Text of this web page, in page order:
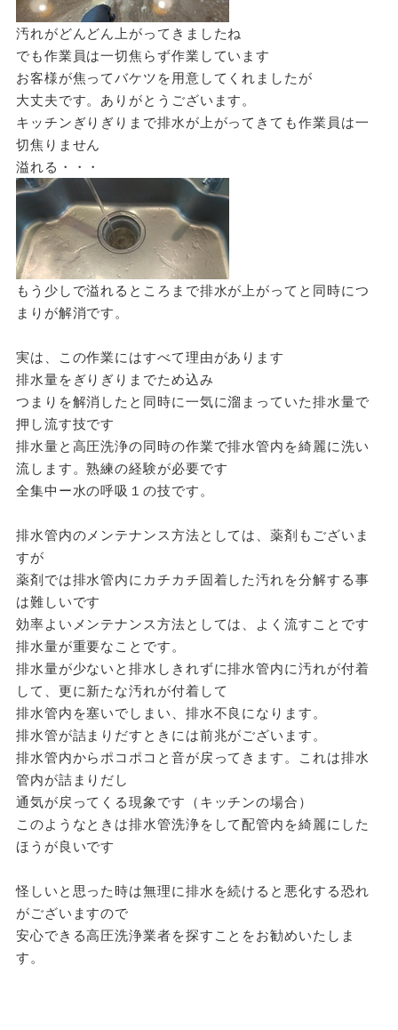
汚れがどんどん上がってきましたね
でも作業員は一切焦らず作業しています
お客様が焦ってバケツを用意してくれましたが
大丈夫です。ありがとうございます。
キッチンぎりぎりまで排水が上がってきても作業員は一
切焦りません
溢れる・・・
もう少しで溢れるところまで排水が上がってと同時につ
まりが解消です。
実は、この作業にはすべて理由があります
排水量をぎりぎりまでため込み
つまりを解消したと同時に一気に溜まっていた排水量で
押し流す技です
排水量と高圧洗浄の同時の作業で排水管内を綺麗に洗い
流します。熟練の経験が必要です
全集中ー水の呼吸１の技です。
排水管内のメンテナンス方法としては、薬剤もございま
すが
薬剤では排水管内にカチカチ固着した汚れを分解する事
は難しいです
効率よいメンテナンス方法としては、よく流すことです
排水量が重要なことです。
排水量が少ないと排水しきれずに排水管内に汚れが付着
して、更に新たな汚れが付着して
排水管内を塞いでしまい、排水不良になります。
排水管が詰まりだすときには前兆がございます。
排水管内からポコポコと音が戻ってきます。これは排水
管内が詰まりだし
通気が戻ってくる現象です（キッチンの場合）
このようなときは排水管洗浄をして配管内を綺麗にした
ほうが良いです
怪しいと思った時は無理に排水を続けると悪化する恐れ
がございますので
安心できる高圧洗浄業者を探すことをお勧めいたしま
す。